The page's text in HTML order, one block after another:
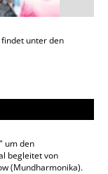
unter den
um den
begleitet von
(Mundharmonika).